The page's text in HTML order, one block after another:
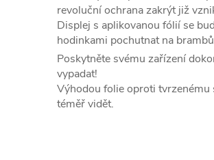
revoluční ochrana zakrýt již
Displej s aplikovanou fólií se
hodinkami pochutnat na
Poskytněte svému zařízení
vypadat!
Výhodou folie oproti tvrzenému
téměř vidět.